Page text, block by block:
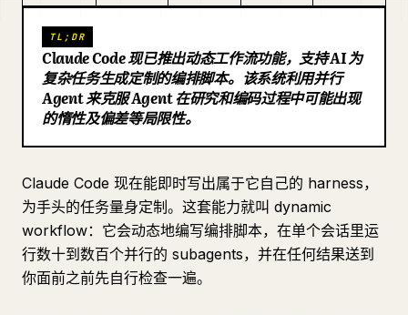
下载
博客
TL;DR
Claude Code 现已推出动态工作流功能，支持 AI 为
复杂任务生成定制的编排脚本。该系统利用并行
Agent 来克服 Agent 在研究和编码过程中可能出现
的惰性及偏差等局限性。
Claude Code 现在能即时写出属于它自己的 harness，
为手头的任务量身定制。这套能力就叫 dynamic
workflow：它会动态地编写编排脚本，在单个会话里运
行数十到数百个并行的 subagents，并在任何结果送到
你面前之前先自行检查一遍。